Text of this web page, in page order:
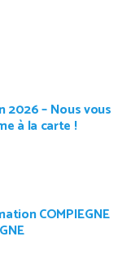
2026 – Nous vous
à la carte !
COMPIEGNE